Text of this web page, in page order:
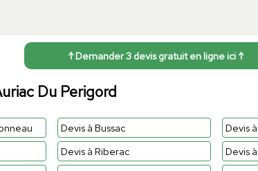
↑ Demander 3 devis gratuit en ligne ici ↑
Du Perigord
Devis à Bussac
Devis
Devis à Riberac
Devis